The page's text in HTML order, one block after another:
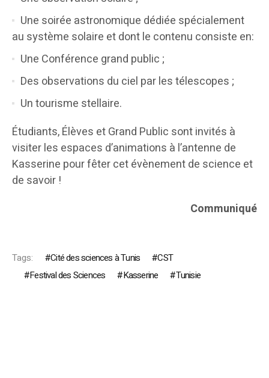
Une soirée astronomique dédiée spécialement
au système solaire et dont le contenu consiste en:
Une Conférence grand public ;
Des observations du ciel par les télescopes ;
Un tourisme stellaire.
Étudiants, Élèves et Grand Public sont invités à
visiter les espaces d’animations à l’antenne de
Kasserine pour fêter cet évènement de science et
de savoir !
Communiqué
Tags: Cité des sciences à Tunis
CST
Festival des Sciences
Kasserine Tunisie